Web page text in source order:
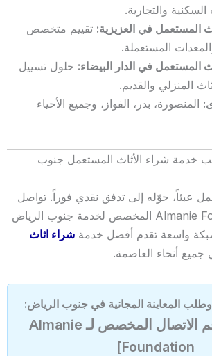
والتجارية.
المستعمل في العزيزية: تقييم متخصص
المستعملة.
المستعمل في الدار البيضاء: حلول تسييل
المنزلي والقديم.
المنصورة، بدر، الفواز، وجميع الأحياء
خدمة شراء الأثاث المستعمل جنوب
عبئاً، حوّله إلى تدفق نقدي فوراً. تواصل
مع فريق Almanie Foundation المخصص لخدمة جنوب الرياض
واسعة تقدم أفضل خدمة شراء اثاث
جميع أنحاء العاصمة.
المعاينة المجانية في جنوب الرياض:
[أدخل هنا رقم الاتصال المخصص لـ Almanie
Foundation]